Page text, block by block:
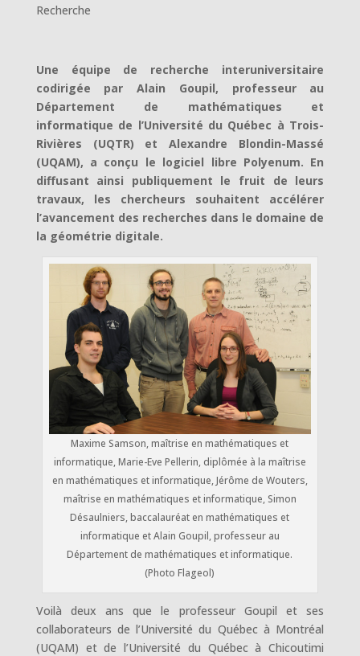
Recherche
Une équipe de recherche interuniversitaire
codirigée par Alain Goupil, professeur au
Département de mathématiques et
informatique de l’Université du Québec à Trois-
Rivières (UQTR) et Alexandre Blondin-Massé
(UQAM), a conçu le logiciel libre Polyenum. En
diffusant ainsi publiquement le fruit de leurs
travaux, les chercheurs souhaitent accélérer
l’avancement des recherches dans le domaine de
la géométrie digitale.
Maxime Samson, maîtrise en mathématiques et
informatique, Marie-Eve Pellerin, diplômée à la maîtrise
en mathématiques et informatique, Jérôme de Wouters,
maîtrise en mathématiques et informatique, Simon
Désaulniers, baccalauréat en mathématiques et
informatique et Alain Goupil, professeur au
Département de mathématiques et informatique.
(Photo Flageol)
Voilà deux ans que le professeur Goupil et ses
collaborateurs de l’Université du Québec à Montréal
(UQAM) et de l’Université du Québec à Chicoutimi